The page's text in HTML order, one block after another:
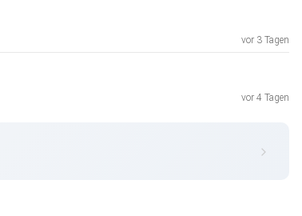
vor 3 Tagen
vor 4 Tagen